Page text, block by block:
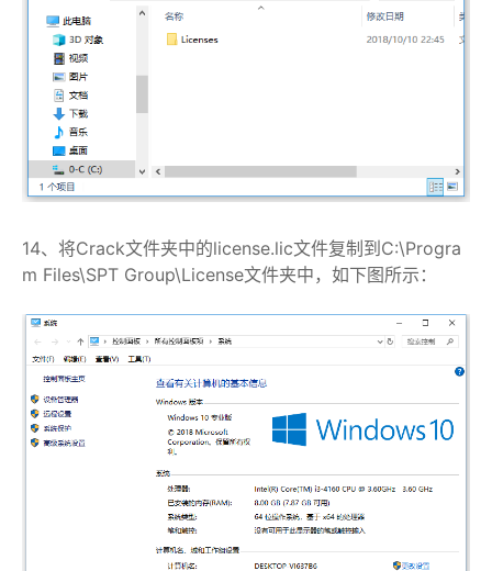
14、将Crack文件夹中的license.lic文件复制到C:\Progra
m Files\SPT Group\License文件夹中，如下图所示：